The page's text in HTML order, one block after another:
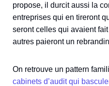
propose, il durcit aussi la
entreprises qui en tireront
seront celles qui avaient
autres paieront un
On retrouve un pattern
cabinets d’audit qui